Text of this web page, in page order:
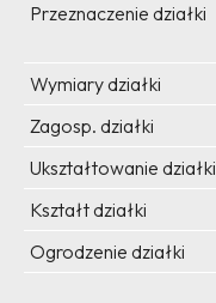
Przeznaczenie działki
Wymiary działki
Zagosp. działki
Ukształtowanie działki
Kształt działki
Ogrodzenie działki